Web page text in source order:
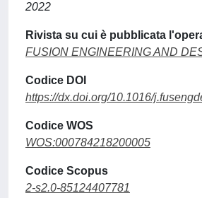
2022
Rivista su cui è pubblicata
FUSION ENGINEERING AND
Codice DOI
https://dx.doi.org/10.1016/
Codice WOS
WOS:000784218200005
Codice Scopus
2-s2.0-85124407781